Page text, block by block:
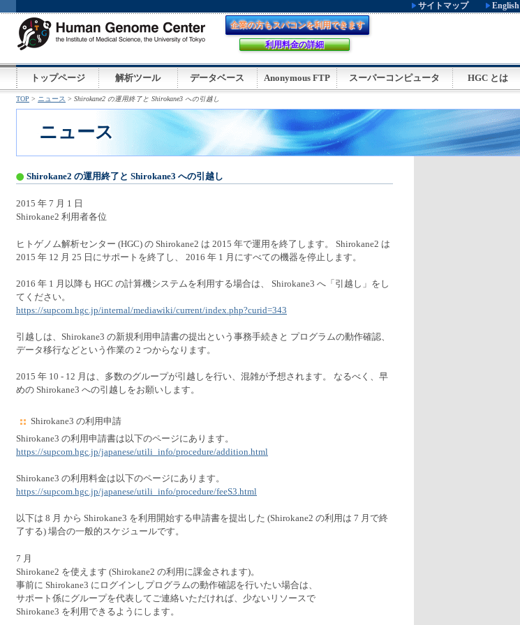
サイトマップ English
企業の方もスパコンを利用できます
利用料金の詳細
: トップページ 解析ツール データベース Anonymous FTP スーパーコンピュータ HGC とは
TOP ニュース Shirokane2 の運用終了と Shirokane3 への引越し
ニュース
Shirokane2 の運用終了と Shirokane3 への引越し
2015 年 7 月 1 日
Shirokane2 利用者各位
ヒトゲノム解析センター (HGC) の Shirokane2 は 2015 年で運用を終了します。 Shirokane2 は
2015 年 12 月 25 日にサポートを終了し、 2016 年 1 月にすべての機器を停止します。
2016 年 1 月以降も HGC の計算機システムを利用する場合は、 Shirokane3 へ「引越し」をし
てください。
https://supcom.hgc.jp/internal/mediawiki/current/index.php?curid=343
引越しは、Shirokane3 の新規利用申請書の提出という事務手続きと プログラムの動作確認、
データ移行などという作業の 2 つからなります。
2015 年 10 - 12 月は、多数のグループが引越しを行い、混雑が予想されます。 なるべく、早
めの Shirokane3 への引越しをお願いします。
Shirokane3 の利用申請
Shirokane3 の利用申請書は以下のページにあります。
https://supcom.hgc.jp/japanese/utili_info/procedure/addition.html
Shirokane3 の利用料金は以下のページにあります。
https://supcom.hgc.jp/japanese/utili_info/procedure/feeS3.html
以下は 8 月 から Shirokane3 を利用開始する申請書を提出した (Shirokane2 の利用は 7 月で終
了する) 場合の一般的スケジュールです。
7 月
Shirokane2 を使えます (Shirokane2 の利用に課金されます)。
事前に Shirokane3 にログインしプログラムの動作確認を行いたい場合は、
サポート係にグループを代表してご連絡いただければ、少ないリソースで
Shirokane3 を利用できるようにします。